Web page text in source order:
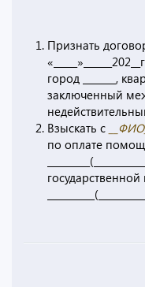
Признать
город _______,
заключенный
Взыскать с
по оплате